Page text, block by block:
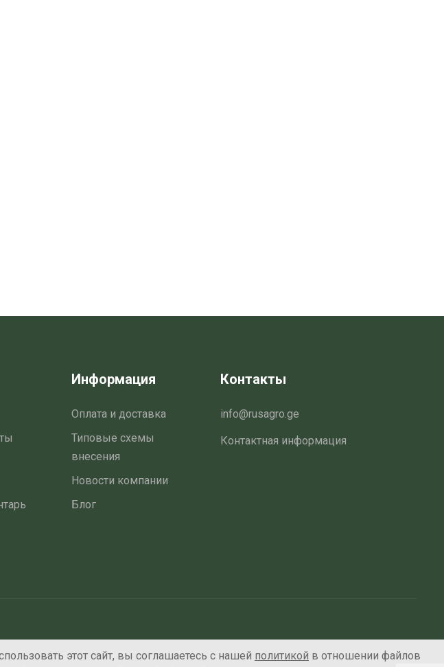
Информация
Оплата и доставка
Типовые схемы
внесения
Новости компании
Блог
Контакты
info@rusagro.ge
Контактная информация
этот сайт, вы соглашаетесь с нашей политикой в отношении файлов